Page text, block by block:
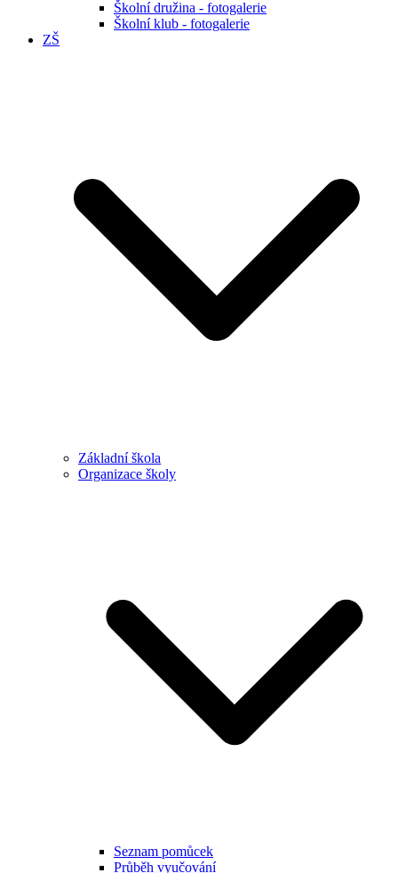
Školní družina - fotogalerie
Školní klub - fotogalerie
ZŠ
Základní škola
Organizace školy
Seznam pomůcek
Průběh vyučování